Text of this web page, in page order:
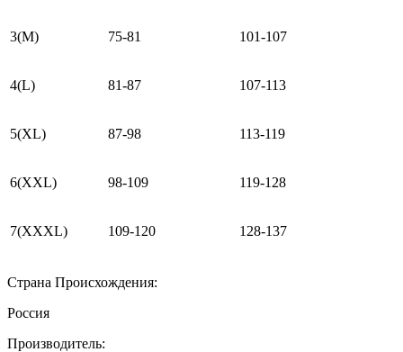
3(M) 75-81 101-107
4(L) 81-87 107-113
5(XL) 87-98 113-119
6(XXL) 98-109 119-128
7(XXXL) 109-120 128-137
Страна Происхождения:
Россия
Производитель: